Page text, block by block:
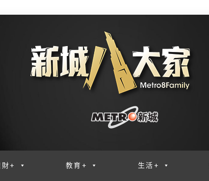
財+ 教育+ 生活+